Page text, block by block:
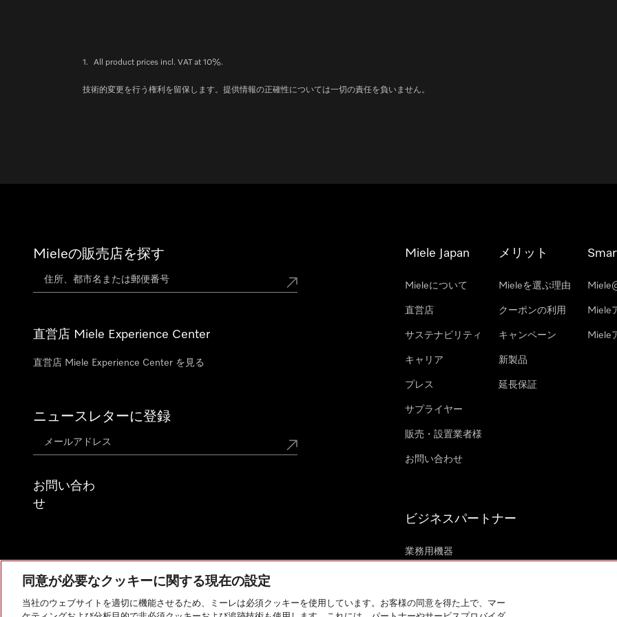
1. All product prices incl. VAT at 10%.
技術的変更を行う権利を留保します。提供情報の正確性については一切の責任を負いません。
Mieleの販売店を探す
直営店 Miele Experience Center
直営店 Miele Experience Center を見る
ニュースレターに登録
お問い合わ
せ
Miele Japan
Mieleについて
直営店
サステナビリティ
キャリア
プレス
サプライヤー
販売・設置業者様
お問い合わせ
メリット
Mieleを選ぶ理由
クーポンの利用
キャンペーン
新製品
延長保証
Miele
Miele
ビジネスパートナー
業務用機器
海外事例 (英語)
同意が必要なクッキーに関する現在の設定
当社のウェブサイトを適切に機能させるため、ミーレは必須クッキーを使用しています。お客様の同意を得た上で、マー